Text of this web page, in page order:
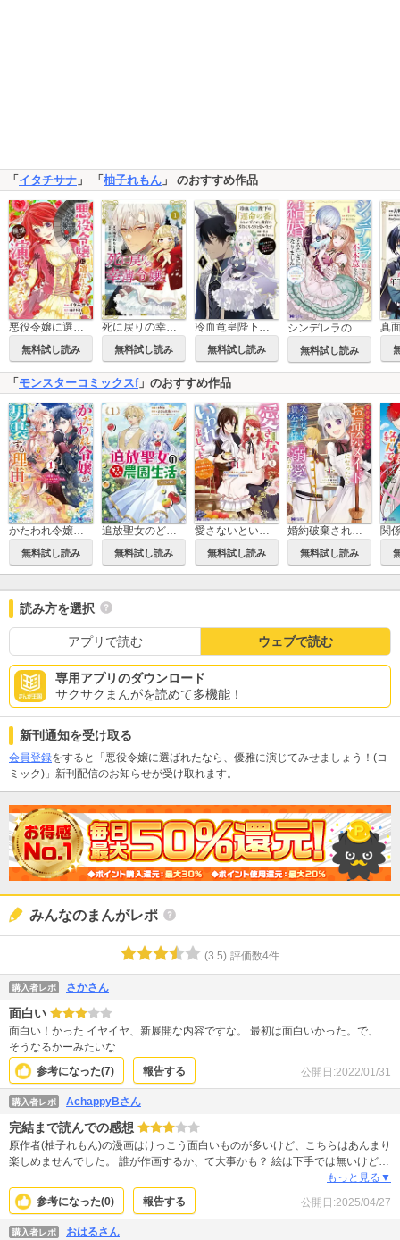
「 イタチサナ 」 「 柚子れもん 」 のおすすめ作品
悪役令嬢に選ばれたなら、優雅に演じてみせましょう！(コミック) 分冊版
無料試し読み
死に戻りの幸薄令嬢、今世では最恐ラスボスお義兄様に溺愛されてます
無料試し読み
冷血竜皇陛下の「運命の番」らしいですが、後宮に引きこもろうと思います ～幼竜を愛でるのに忙しいので皇后争いはご勝手にどうぞ～
無料試し読み
シンデレラの姉ですが、不本意ながら王子と結婚することになりました～身代わり王太子妃は離宮でスローライフを満喫する～(コミック)
無料試し読み
「 モンスターコミックスf」のおすすめ作品
かたわれ令嬢が男装する理由(コミック)
無料試し読み
追放聖女のどろんこ農園生活～いつのまにか隣国を救ってしまいました～(コミック)
無料試し読み
愛さないといわれましても ～元魔王の伯爵令嬢は生真面目軍人に餌付けをされて幸せになる～（コミック）
無料試し読み
婚約破棄されたのでお掃除メイドになったら笑わない貴公子様に溺愛されました(コミック)
無料試し読み
読み方を選択
アプリで読む ウェブで読む
専用アプリのダウンロード
サクサクまんがを読めて多機能！
新刊通知を受け取る
会員登録をすると「悪役令嬢に選ばれたなら、優雅に演じてみせましょう！(コ
ミック)」新刊配信のお知らせが受け取れます。
みんなのまんがレポ
(3.5) 評価数4件
購入者レポ さかさん
面白い
面白い！かった イヤイヤ、新展開な内容ですな。 最初は面白いかった。で、
そうなるかーみたいな
参考になった(7) 報告する 公開日:2022/01/31
購入者レポ AchappyBさん
完結まで読んでの感想
原作者(柚子れもん)の漫画はけっこう面白いものが多いけど、こちらはあんまり
楽しめませんでした。 誰が作画するか、て大事かも？ 絵は下手では無いけど安
定していない感じ。お話の進み方もサクサクとも違う…読み直したいと思える
面白さが無かった。
もっと見る▼
参考になった(0) 報告する 公開日:2025/04/27
購入者レポ おはるさん